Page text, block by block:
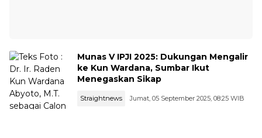
Munas V IPJI 2025: Dukungan Mengalir
ke Kun Wardana, Sumbar Ikut
Menegaskan Sikap
Straightnews Jumat, 05 September 2025, 08:25 WIB